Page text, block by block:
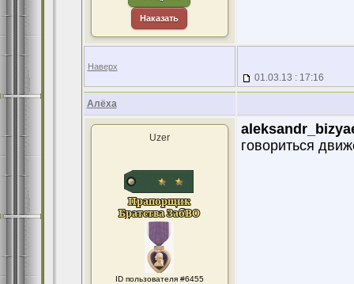
Наказать
Наверх
01.03.13 : 17:16
Алёха
Uzer
ID пользователя #6455
говориться